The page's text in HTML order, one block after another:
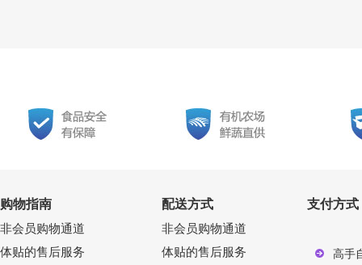
购物指南
非会员购物通道
体贴的售后服务
配送方式
非会员购物通道
体贴的售后服务
支付方式
高手